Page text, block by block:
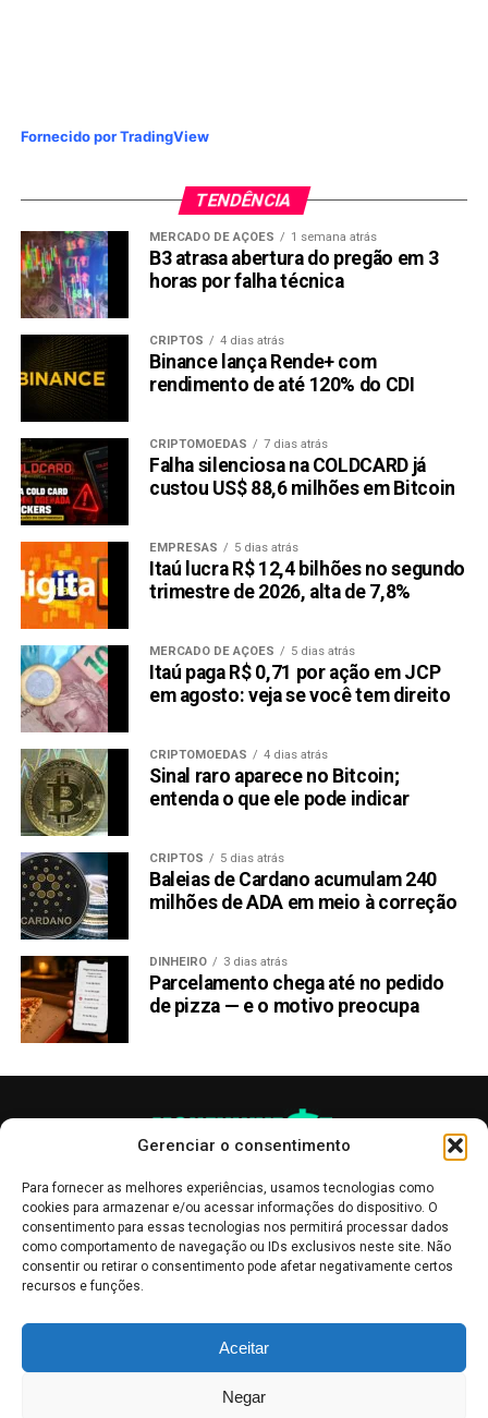
Gerenciar o consentimento
Para fornecer as melhores experiências, usamos tecnologias como
cookies para armazenar e/ou acessar informações do dispositivo. O
consentimento para essas tecnologias nos permitirá processar dados
como comportamento de navegação ou IDs exclusivos neste site. Não
consentir ou retirar o consentimento pode afetar negativamente certos
recursos e funções.
Aceitar
Negar
Fornecido por TradingView
TENDÊNCIA
MERCADO DE AÇÕES 1 semana atrás
B3 atrasa abertura do pregão em 3
horas por falha técnica
CRIPTOS 4 dias atrás
Binance lança Rende+ com
rendimento de até 120% do CDI
CRIPTOMOEDAS 7 dias atrás
Falha silenciosa na COLDCARD já
custou US$ 88,6 milhões em Bitcoin
EMPRESAS 5 dias atrás
Itaú lucra R$ 12,4 bilhões no segundo
trimestre de 2026, alta de 7,8%
MERCADO DE AÇÕES 5 dias atrás
Itaú paga R$ 0,71 por ação em JCP
em agosto: veja se você tem direito
CRIPTOMOEDAS 4 dias atrás
Sinal raro aparece no Bitcoin;
entenda o que ele pode indicar
CRIPTOS 5 dias atrás
Baleias de Cardano acumulam 240
milhões de ADA em meio à correção
DINHEIRO 3 dias atrás
Parcelamento chega até no pedido
de pizza — e o motivo preocupa
informativo, servindo como boletins de divulgação, e não devem ser
interpretadas como recomendações de investimento.Leia mais
Bolsa de Valores